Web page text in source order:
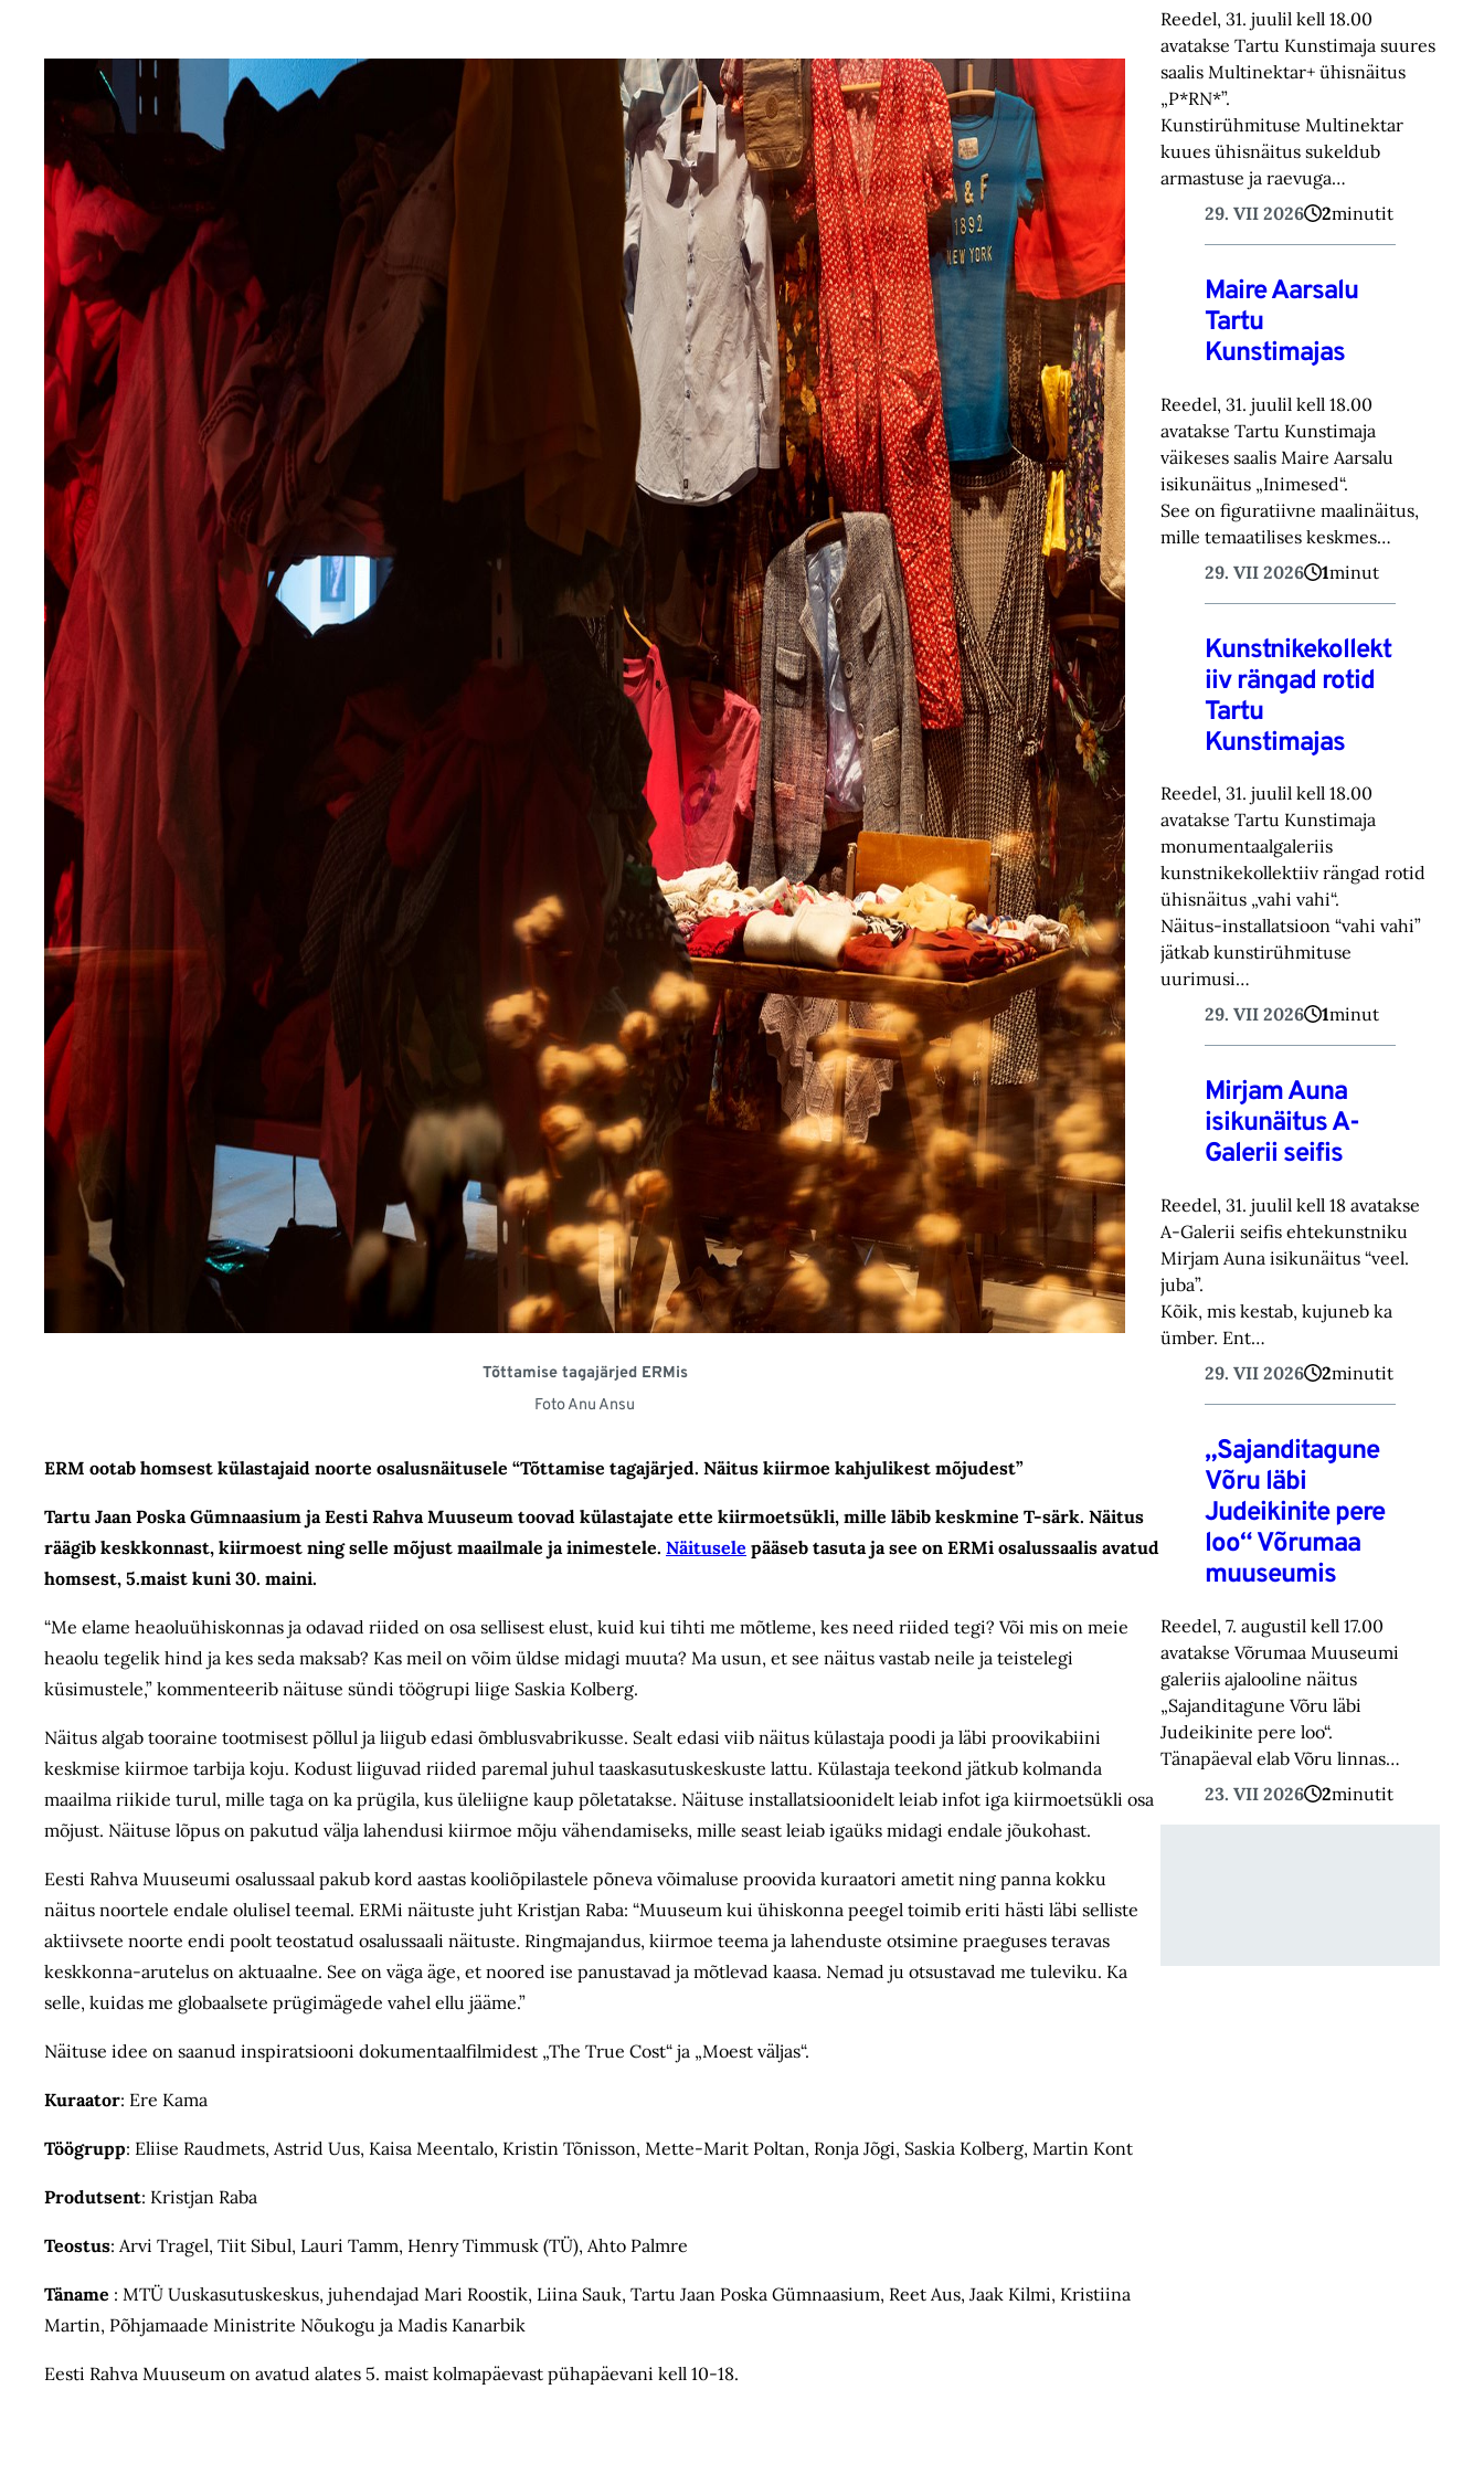
Tõttamise tagajärjed ERMis
Foto Anu Ansu
ERM ootab homsest külastajaid noorte osalusnäitusele “Tõttamise tagajärjed. Näitus kiirmoe kahjulikest mõjudest”
Tartu Jaan Poska Gümnaasium ja Eesti Rahva Muuseum toovad külastajate ette kiirmoetsükli, mille läbib keskmine T-särk. Näitus
räägib keskkonnast, kiirmoest ning selle mõjust maailmale ja inimestele. Näitusele pääseb tasuta ja see on ERMi osalussaalis avatud
homsest, 5.maist kuni 30. maini.
“Me elame heaoluühiskonnas ja odavad riided on osa sellisest elust, kuid kui tihti me mõtleme, kes need riided tegi? Või mis on meie
heaolu tegelik hind ja kes seda maksab? Kas meil on võim üldse midagi muuta? Ma usun, et see näitus vastab neile ja teistelegi
küsimustele,” kommenteerib näituse sündi töögrupi liige Saskia Kolberg.
Näitus algab tooraine tootmisest põllul ja liigub edasi õmblusvabrikusse. Sealt edasi viib näitus külastaja poodi ja läbi proovikabiini
keskmise kiirmoe tarbija koju. Kodust liiguvad riided paremal juhul taaskasutuskeskuste lattu. Külastaja teekond jätkub kolmanda
maailma riikide turul, mille taga on ka prügila, kus üleliigne kaup põletatakse. Näituse installatsioonidelt leiab infot iga kiirmoetsükli osa
mõjust. Näituse lõpus on pakutud välja lahendusi kiirmoe mõju vähendamiseks, mille seast leiab igaüks midagi endale jõukohast.
Eesti Rahva Muuseumi osalussaal pakub kord aastas kooliõpilastele põneva võimaluse proovida kuraatori ametit ning panna kokku
näitus noortele endale olulisel teemal. ERMi näituste juht Kristjan Raba: “Muuseum kui ühiskonna peegel toimib eriti hästi läbi selliste
aktiivsete noorte endi poolt teostatud osalussaali näituste. Ringmajandus, kiirmoe teema ja lahenduste otsimine praeguses teravas
keskkonna-arutelus on aktuaalne. See on väga äge, et noored ise panustavad ja mõtlevad kaasa. Nemad ju otsustavad me tuleviku. Ka
selle, kuidas me globaalsete prügimägede vahel ellu jääme.”
Näituse idee on saanud inspiratsiooni dokumentaalfilmidest „The True Cost“ ja „Moest väljas“.
Kuraator: Ere Kama
Töögrupp: Eliise Raudmets, Astrid Uus, Kaisa Meentalo, Kristin Tõnisson, Mette-Marit Poltan, Ronja Jõgi, Saskia Kolberg, Martin Kont
Produtsent: Kristjan Raba
Teostus: Arvi Tragel, Tiit Sibul, Lauri Tamm, Henry Timmusk (TÜ), Ahto Palmre
Täname : MTÜ Uuskasutuskeskus, juhendajad Mari Roostik, Liina Sauk, Tartu Jaan Poska Gümnaasium, Reet Aus, Jaak Kilmi, Kristiina
Martin, Põhjamaade Ministrite Nõukogu ja Madis Kanarbik
Eesti Rahva Muuseum on avatud alates 5. maist kolmapäevast pühapäevani kell 10-18.
Reedel, 31. juulil kell 18.00
avatakse Tartu Kunstimaja suures
saalis Multinektar+ ühisnäitus
„P*RN*”.
Kunstirühmituse Multinektar
kuues ühisnäitus sukeldub
armastuse ja raevuga…
29. VII 2026
2minutit
Maire Aarsalu
Tartu
Kunstimajas
Reedel, 31. juulil kell 18.00
avatakse Tartu Kunstimaja
väikeses saalis Maire Aarsalu
isikunäitus „Inimesed“.
See on figuratiivne maalinäitus,
mille temaatilises keskmes…
29. VII 2026
1minut
Kunstnikekollekt
iiv rängad rotid
Tartu
Kunstimajas
Reedel, 31. juulil kell 18.00
avatakse Tartu Kunstimaja
monumentaalgaleriis
kunstnikekollektiiv rängad rotid
ühisnäitus „vahi vahi“.
Näitus-installatsioon “vahi vahi”
jätkab kunstirühmituse
uurimusi…
29. VII 2026
1minut
Mirjam Auna
isikunäitus A-
Galerii seifis
Reedel, 31. juulil kell 18 avatakse
A-Galerii seifis ehtekunstniku
Mirjam Auna isikunäitus “veel.
juba”.
Kõik, mis kestab, kujuneb ka
ümber. Ent…
29. VII 2026
2minutit
„Sajanditagune
Võru läbi
Judeikinite pere
loo“ Võrumaa
muuseumis
Reedel, 7. augustil kell 17.00
avatakse Võrumaa Muuseumi
galeriis ajalooline näitus
„Sajanditagune Võru läbi
Judeikinite pere loo“.
Tänapäeval elab Võru linnas…
23. VII 2026
2minutit